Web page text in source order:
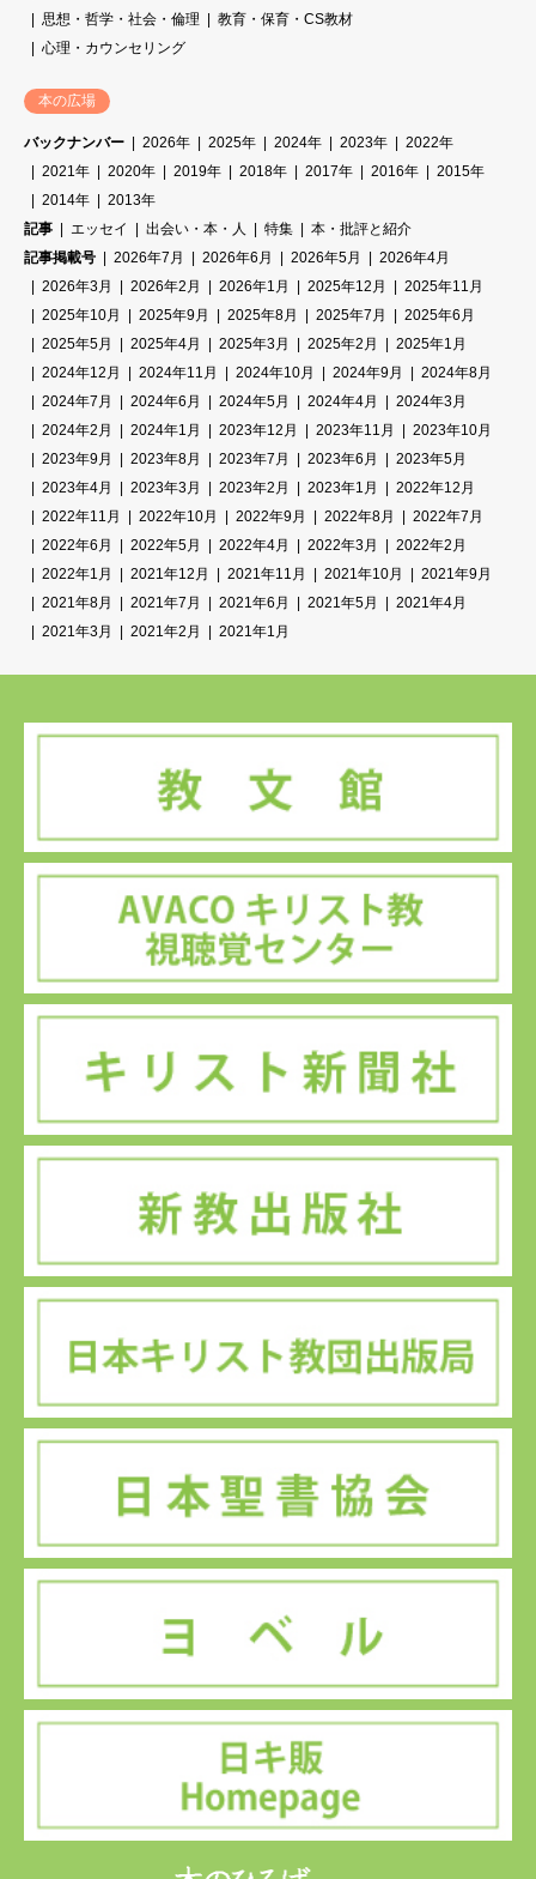
思想・哲学・社会・倫理
教育・保育・CS教材
心理・カウンセリング
本の広場
バックナンバー 2026年 2025年 2024年 2023年
2022年
2021年
2020年 2019年 2018年 2017年 2016年
2015年
2014年
2013年
記事
エッセイ 出会い・本・人 特集
本・批評と紹介
記事掲載号
2026年7月 2026年6月 2026年5月
2026年4月
2026年3月
2026年2月 2026年1月 2025年12月
2025年11月
2025年10月
2025年9月 2025年8月 2025年7月
2025年6月
2025年5月
2025年4月 2025年3月 2025年2月
2025年1月
2024年12月
2024年11月 2024年10月 2024年9月
2024年8月
2024年7月
2024年6月 2024年5月 2024年4月
2024年3月
2024年2月
2024年1月 2023年12月 2023年11月
2023年10月
2023年9月
2023年8月 2023年7月 2023年6月
2023年5月
2023年4月
2023年3月 2023年2月 2023年1月
2022年12月
2022年11月
2022年10月 2022年9月 2022年8月
2022年7月
2022年6月
2022年5月 2022年4月 2022年3月
2022年2月
2022年1月
2021年12月 2021年11月 2021年10月
2021年9月
2021年8月
2021年7月 2021年6月 2021年5月
2021年4月
2021年3月
2021年2月 2021年1月